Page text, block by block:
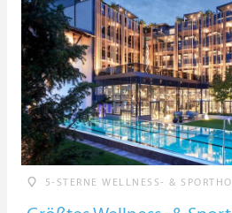
5-STERNE WELLNESS- &